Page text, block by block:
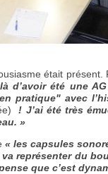
était
d’avoir été une
pratique" avec
! J’ai été très
»
« les capsules
représenter du
que c’est